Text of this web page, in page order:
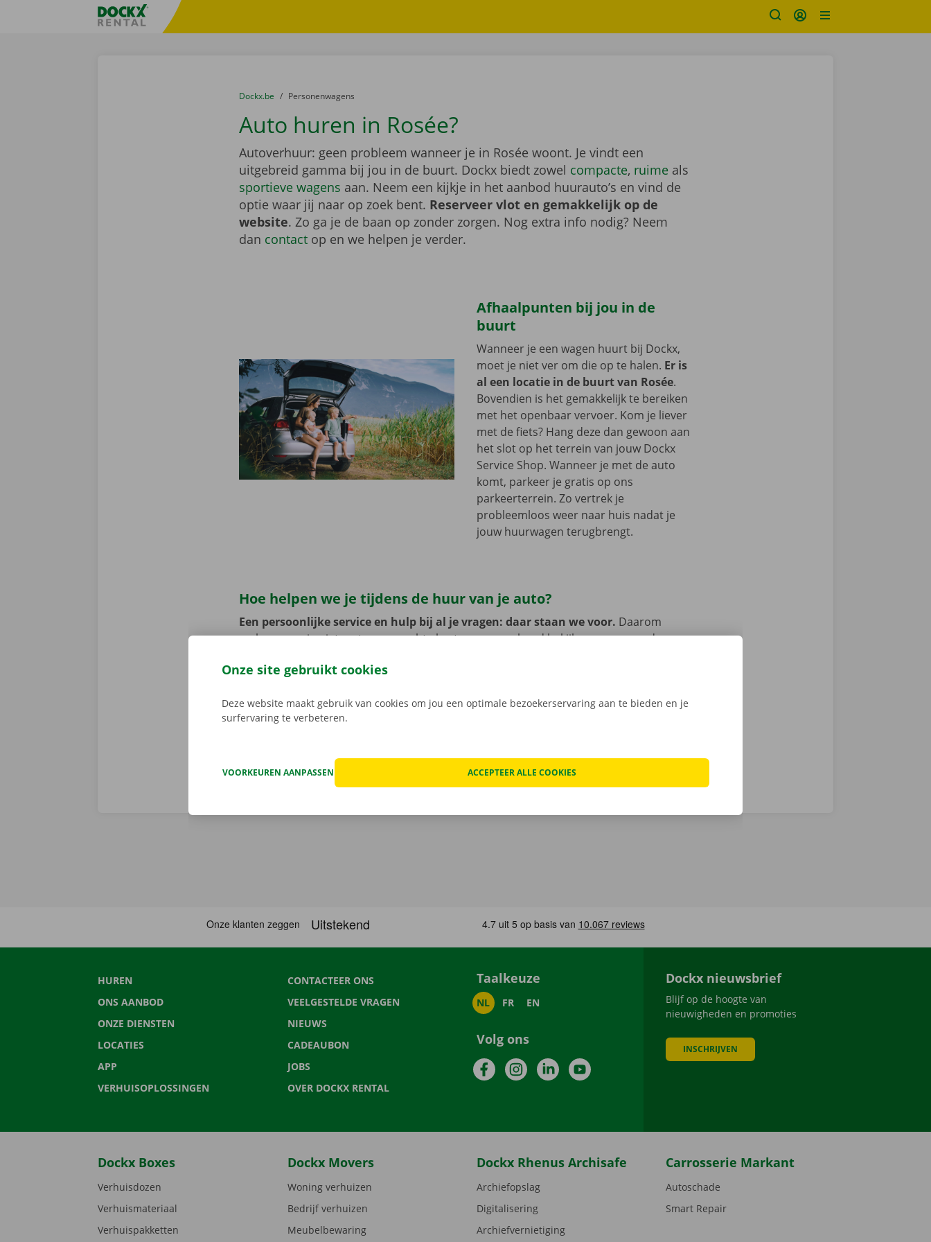
Taalselectie overslaanFratello DEMO
U bevindt zich hier:
van
Dockx.be naar
Personenwagens
Auto huren in Rosée?
Autoverhuur: geen probleem wanneer je in Rosée woont. Je vindt een
uitgebreid gamma bij jou in de buurt. Dockx biedt zowel compacte, ruimeals
sportieve wagens aan. Neem een kijkje in het aanbod huurauto’s en vind de
optie waar jij naar op zoek bent. Reserveer vlot en gemakkelijk op de
website. Zo ga je de baan op zonder zorgen. Nog extra info nodig? Neem
dan contactop en we helpen je verder.
Afhaalpunten bij jou in de
buurt
Wanneer je een wagen huurt bij Dockx,
moet je niet ver om die op te halen. Er is
al een locatie in de buurt van Rosée.
Bovendien is het gemakkelijk te bereiken
met het openbaar vervoer. Kom je liever
met de fiets? Hang deze dan gewoon aan
het slot op het terrein van jouw Dockx
Service Shop. Wanneer je met de auto
komt, parkeer je gratis op ons
parkeerterrein. Zo vertrek je
probleemloos weer naar huis nadat je
jouw huurwagen terugbrengt.
Hoe helpen we je tijdens de huur van je auto?
Een persoonlijke service en hulp bij al je vragen: daar staan we voor. Daarom
verbazen we je niet met onverwachte kosten: op voorhand bekijken we samen de
er niet op hopen, kan het voorkomen dat je huurwagen onderweg een technische fout
Europa. Zo vertrek je zorgeloos op pad met je huurauto.
HUREN
ONS AANBOD
ONZE DIENSTEN
LOCATIES
APP
VERHUISOPLOSSINGEN
CONTACTEER ONS
VEELGESTELDE VRAGEN
NIEUWS
CADEAUBON
JOBS
OVER DOCKX RENTAL
Taalkeuze
NL FR EN
Volg ons
FacebookInstagramLinkedInYouTube
Dockx nieuwsbrief
Blijf op de hoogte van
nieuwigheden en promoties
INSCHRIJVEN
Dockx Boxes
Verhuisdozen
Verhuismateriaal
Verhuispakketten
Dockx Movers
Woning verhuizen
Bedrijf verhuizen
Meubelbewaring
Dockx Rhenus Archisafe
Archiefopslag
Digitalisering
Archiefvernietiging
Carrosserie Markant
Autoschade
Smart Repair
Onze site gebruikt cookies
Deze website maakt gebruik van cookies om jou een optimale bezoekerservaring aan te bieden en je
surfervaring te verbeteren.
VOORKEUREN AANPASSEN ACCEPTEER ALLE COOKIES